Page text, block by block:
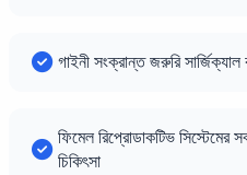
গাইনী সংক্রান্ত জরুরি সার্জিক্যাল
ফিমেল রিপ্রোডাকটিভ সিস্টেমের
চিকিৎসা